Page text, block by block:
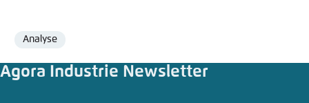
Format
Analyse
Agora Industrie Newsletter